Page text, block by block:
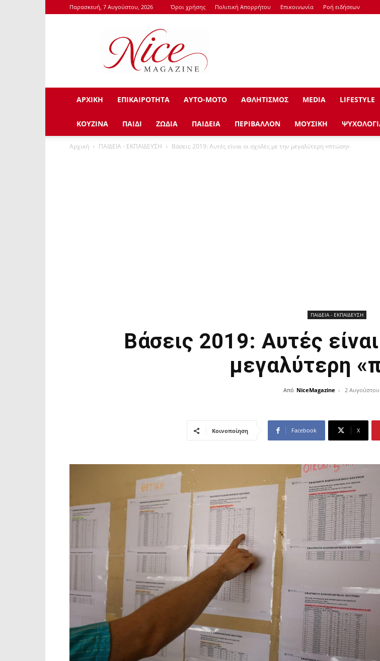
Παρασκευή, 7 Αυγούστου, 2026 Όροι χρήσης Πολιτική Απορρήτου Επικοινωνία Ροή ειδήσεων
NiceMagazine.Gr
ΑΡΧΙΚΗ ΕΠΙΚΑΙΡΟΤΗΤΑ ΑΥΤΟ-ΜΟΤΟ ΑΘΛΗΤΙΣΜΟΣ ΜEDIA LIFESTYLE
ΚΟΥΖΙΝΑ ΠΑΙΔΙ ΖΩΔΙΑ ΠΑΙΔΕΙΑ ΠΕΡΙΒΑΛΛΟΝ ΜΟΥΣΙΚΗ
Αρχική ΠΑΙΔΕΙΑ - ΕΚΠΑΙΔΕΥΣΗ Βάσεις 2019: Αυτές είναι οι σχολές με την μεγαλύτερη «πτώση»
ΠΑΙΔΕΙΑ - ΕΚΠΑΙΔΕΥΣΗ
Βάσεις 2019: Αυτές
μεγαλύτερη
Από NiceMagazine - 2 Αυγούστου
Κοινοποίηση Facebook X